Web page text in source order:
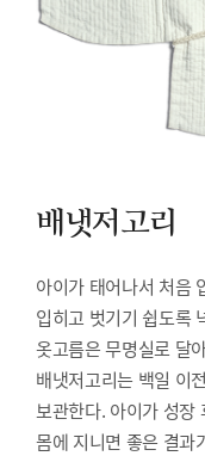
배냇저고리
아이가 태어나서 처음
입히고 벗기기 쉽도록
옷고름은 무명실로 달
배냇저고리는 백일 이
보관한다. 아이가 성장
몸에 지니면 좋은 결과